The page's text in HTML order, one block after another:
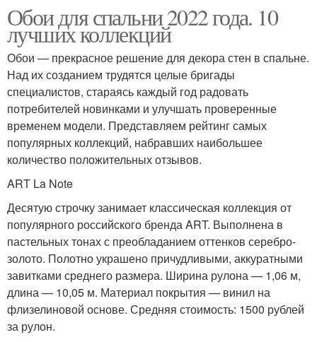
Обои для спальни 2022 года. 10
лучших коллекций
Обои — прекрасное решение для декора стен в спальне.
Над их созданием трудятся целые бригады
специалистов, стараясь каждый год радовать
потребителей новинками и улучшать проверенные
временем модели. Представляем рейтинг самых
популярных коллекций, набравших наибольшее
количество положительных отзывов.
ART La Note
Десятую строчку занимает классическая коллекция от
популярного российского бренда ART. Выполнена в
пастельных тонах с преобладанием оттенков серебро-
золото. Полотно украшено причудливыми, аккуратными
завитками среднего размера. Ширина рулона — 1,06 м,
длина — 10,05 м. Материал покрытия — винил на
флизелиновой основе. Средняя стоимость: 1500 рублей
за рулон.